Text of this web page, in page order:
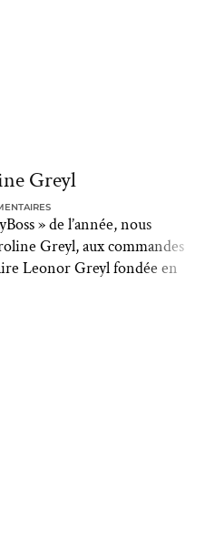
Greyl
» de l’année, nous
Greyl, aux commandes
Leonor Greyl fondée en